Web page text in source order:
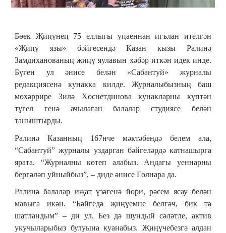
Бөек Җиңүнең 75 еллыгы уңаеннан игълан ителгән
«Җиңү язы» бәйгесендә Казан кызы Ралинә
Замдиханованың җиңү яулавын хәбәр иткән идек инде.
Бүген ул әнисе белән «Сабантуй» журналы
редакциясенә кунакка килде. Журналыбызның баш
мөхәррире Зилә Хөснетдинова кунакларны күптән
түгел генә ачылаган балалар студиясе белән
таныштырды.
Ралинә Казанның 167нче мәктәбендә белем ала,
“Сабантуй” журналы уздарган бәйгеләрдә катнашырга
ярата. “Журналны көтеп алабыз. Андагы уеннарны
бергәләп уйныйбыз”, – диде әнисе Гөлнара да.
Ралинә балалар иҗат үзәгенә йөри, рәсем ясау белән
мавыга икән. “Бәйгедә җиңүемне белгәч, бик тә
шатландым” – ди ул. Без дә шундый сәләтле, актив
укучыларыбыз булуына куанабыз. Җиңүчебезгә алдан